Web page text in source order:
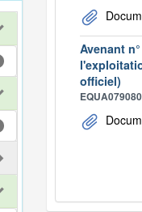
Avenant
officiel)